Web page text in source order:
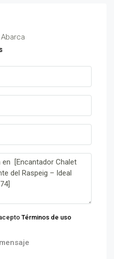
Términos de uso